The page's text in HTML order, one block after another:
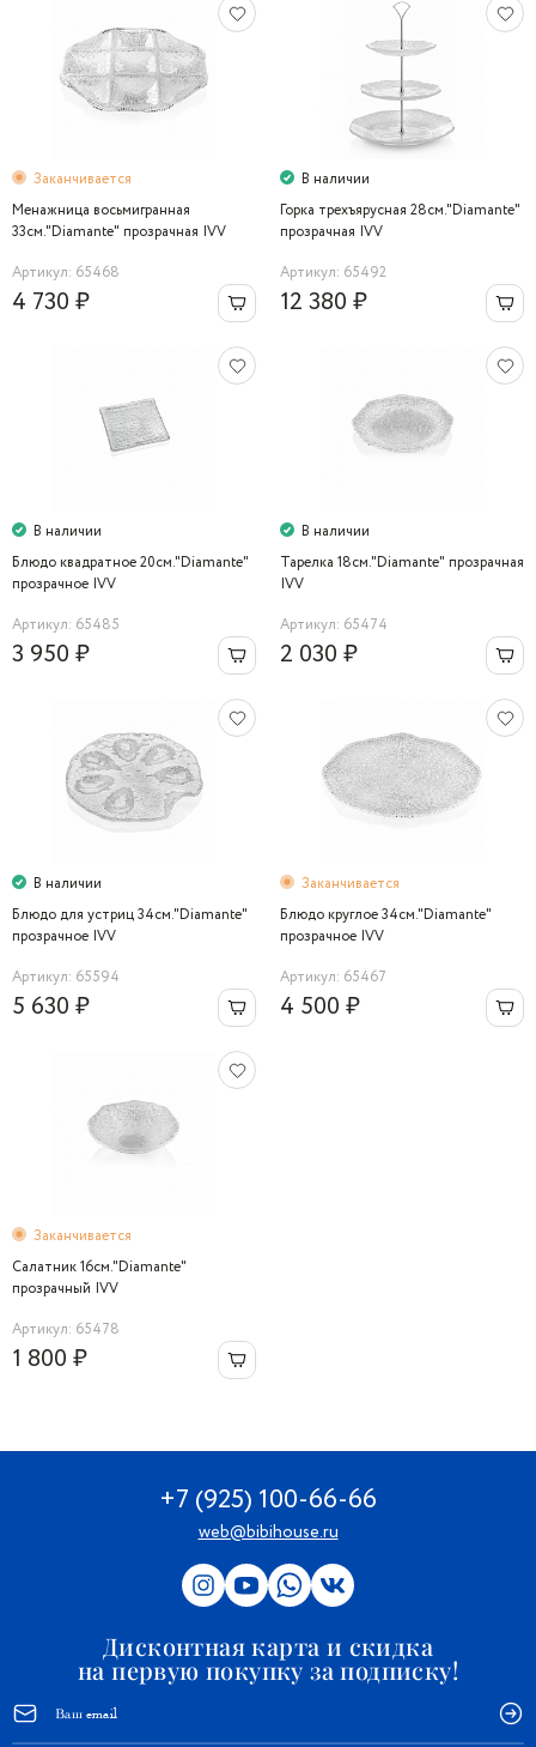
Заканчивается
Менажница восьмигранная
33см."Diamante" прозрачная IVV
Артикул: 65468
4 730 ₽
В наличии
Горка трехъярусная 28см."Diamante"
прозрачная IVV
Артикул: 65492
12 380 ₽
В наличии
Блюдо квадратное 20см."Diamante"
прозрачное IVV
Артикул: 65485
3 950 ₽
В наличии
Тарелка 18см."Diamante" прозрачная
IVV
Артикул: 65474
2 030 ₽
В наличии
Блюдо для устриц 34см."Diamante"
прозрачное IVV
Артикул: 65594
5 630 ₽
Заканчивается
Блюдо круглое 34см."Diamante"
прозрачное IVV
Артикул: 65467
4 500 ₽
Заканчивается
Салатник 16см."Diamante"
прозрачный IVV
Артикул: 65478
1 800 ₽
+7 (925) 100-66-66
web@bibihouse.ru
Дисконтная карта и скидка
на первую покупку за подписку!